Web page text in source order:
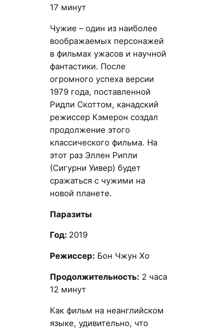
17 минут
Чужие – один из наиболее
воображаемых персонажей
в фильмах ужасов и научной
фантастики. После
огромного успеха версии
1979 года, поставленной
Ридли Скоттом, канадский
режиссер Кэмерон создал
продолжение этого
классического фильма. На
этот раз Эллен Рипли
(Сигурни Уивер) будет
сражаться с чужими на
новой планете.
Паразиты
Год: 2019
Режиссер: Бон Чжун Хо
Продолжительность: 2 часа
12 минут
Как фильм на неанглийском
языке, удивительно, что